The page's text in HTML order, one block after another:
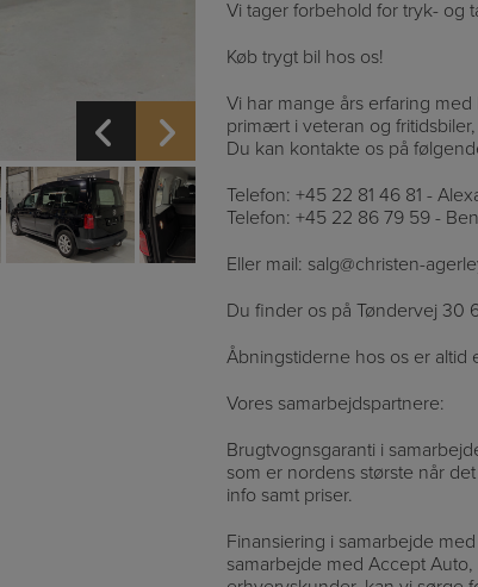
Vi tager forbehold for tryk- og
Køb trygt bil hos os!
Vi har mange års erfaring
primært i veteran og
Du kan kontakte os på
Telefon: +45 22 81 46 81 -
Telefon: +45 22 86 79 59 -
Eller mail: salg@christen-
Du finder os på Tøndervej 30
Åbningstiderne hos os er altid
Vores samarbejdspartnere:
Brugtvognsgaranti i
som er nordens største når
info samt priser.
Finansiering i samarbejde
samarbejde med Accept